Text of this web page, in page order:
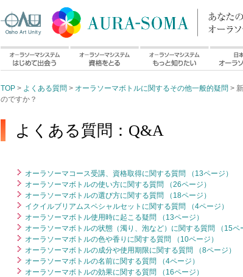
TOP > よくある質問 > オーラソーマボトルに関するその他一般的疑問 >
のですか？
よくある質問：Q&A
オーラソーマコース受講、資格取得に関する質問 （13ページ）
オーラソーマボトルの使い方に関する質問 （26ページ）
オーラソーマボトルの選び方に関する質問 （18ページ）
イクイルブリアムスペシャルセットに関する質問 （4ページ）
オーラソーマボトル使用時に起こる疑問 （13ページ）
オーラソーマボトルの状態（濁り、泡など）に関する質問 （15ペ
オーラソーマボトルの色や香りに関する質問 （10ページ）
オーラソーマボトルの成分や使用期限に関する質問 （8ページ）
オーラソーマボトルの名前に関する質問 （4ページ）
オーラソーマボトルの効果に関する質問 （16ページ）